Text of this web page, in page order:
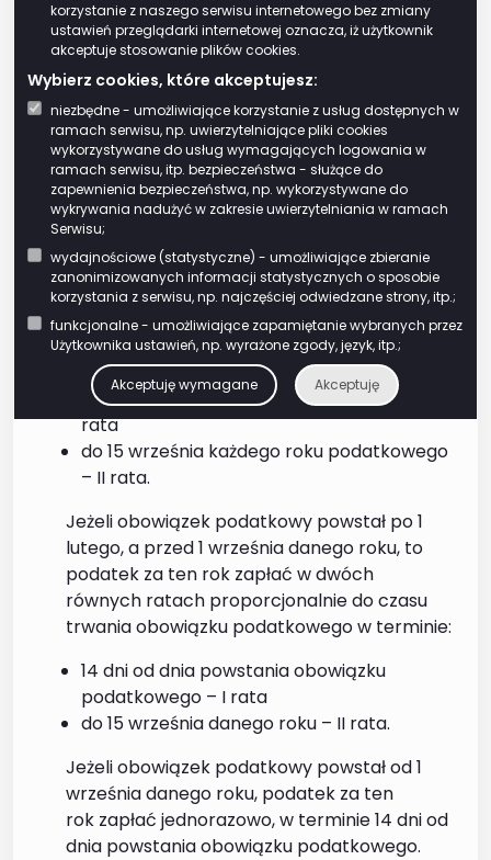
korzystanie z naszego serwisu internetowego bez zmiany
ustawień przeglądarki internetowej oznacza, iż użytkownik
akceptuje stosowanie plików cookies.
Wybierz cookies, które akceptujesz:
niezbędne - umożliwiające korzystanie z usług dostępnych w
ramach serwisu, np. uwierzytelniające pliki cookies
wykorzystywane do usług wymagających logowania w
ramach serwisu, itp. bezpieczeństwa - służące do
zapewnienia bezpieczeństwa, np. wykorzystywane do
wykrywania nadużyć w zakresie uwierzytelniania w ramach
Serwisu;
wydajnościowe (statystyczne) - umożliwiające zbieranie
zanonimizowanych informacji statystycznych o sposobie
korzystania z serwisu, np. najczęściej odwiedzane strony, itp.;
funkcjonalne - umożliwiające zapamiętanie wybranych przez
Użytkownika ustawień, np. wyrażone zgody, język, itp.;
Akceptuję wymagane Akceptuję
Podatek wpłacasz bez wezwania, na
rachunek właściwego urzędu gminy.
Termin
Podatek od środków transportowych jest
płatnyw dwóch ratach,proporcjonalnie do
czasu trwania obowiązku podatkowego.
Jeżeli obowiązek podatkowy powstał lub
wygasł w ciągu roku, podatek za ten rok
ustala się proporcjonalnie do liczby miesięcy,
w których istniał obowiązek podatkowy.
Zapłać podatek w terminie:
do 15 lutego każdego roku podatkowego – I
rata
do 15 września każdego roku podatkowego
– II rata.
Jeżeli obowiązek podatkowy powstał po 1
lutego, a przed 1 września danego roku, to
podatek za ten rok zapłać w dwóch
równych ratach proporcjonalnie do czasu
trwania obowiązku podatkowego w terminie:
14 dni od dnia powstania obowiązku
podatkowego – I rata
do 15 września danego roku – II rata.
Jeżeli obowiązek podatkowy powstał od 1
września danego roku, podatek za ten
rok zapłać jednorazowo, w terminie 14 dni od
dnia powstania obowiązku podatkowego.